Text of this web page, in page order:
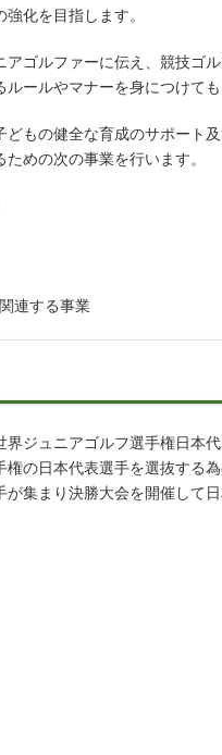
化を目指します。
アゴルファーに伝え、競技ゴ
ールやマナーを身につけて
どもの健全な育成のサポート
めの次の事業を行います。
連する事業
ジュニアゴルフ選手権日本
の日本代表選手を選抜する為
集まり決勝大会を開催して